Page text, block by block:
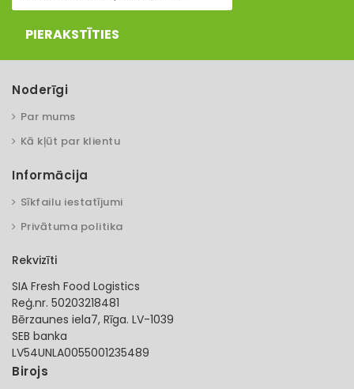
PIERAKSTĪTIES
Noderīgi
Par mums
Kā kļūt par klientu
Informācija
Sīkfailu iestatījumi
Privātuma politika
Rekvizīti
SIA Fresh Food Logistics
Reģ.nr. 50203218481
Bērzaunes iela7, Rīga. LV-1039
SEB banka
LV54UNLA0055001235489
Birojs